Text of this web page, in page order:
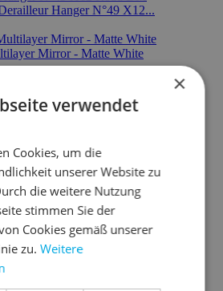
Hanger N°49 X12...
Mirror - Matte White
Loaded Vorderlicht...
Floor Drive TA
Gummi
×
verwendet
Cookies, um die
unserer Website zu
die weitere Nutzung
stimmen Sie der
Cookies gemäß unserer
zu.Weitere